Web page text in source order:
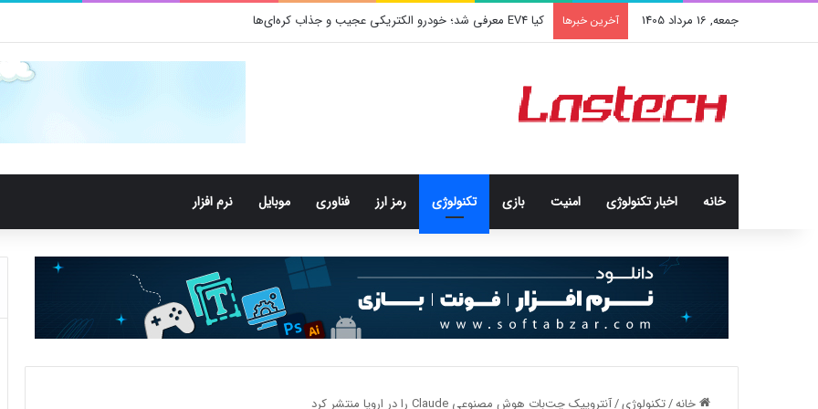
جمعه, 16 مرداد 1405 آخرین خبرها کیا EV4 معرفی شد؛ خودرو الکتریکی عجیب و جذاب کره‌ای‌ها
خانه اخبار تکنولوژی امنيت بازی تکنولوژی رمز ارز فناوری موبایل نرم افزار
خانه/تکنولوژی/آنتروپیک چت‌بات هوش مصنوعی Claude را در اروپا منتشر کرد